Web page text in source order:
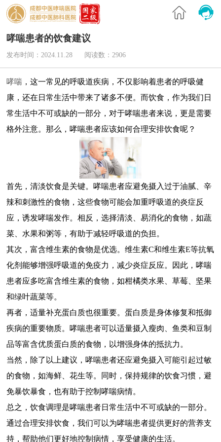
哮喘患者的饮食建议
发布时间：2024.11.28 阅读数：2906
哮喘 ，这一常见的呼吸道疾病，不仅影响着患者的呼吸健
康，还在日常生活中带来了诸多不便。而饮食，作为我们日
常生活中不可或缺的一部分，对于哮喘患者来说，更是需要
格外注意。那么，哮喘患者应该如何合理安排饮食呢？
首先，清淡饮食是关键。哮喘患者应避免摄入过于油腻、辛
辣和刺激性的食物，这些食物可能会加重呼吸道的炎症反
应，诱发哮喘发作。相反，选择清淡、易消化的食物，如蔬
菜、水果和粥等，有助于减轻呼吸道的负担。
其次，富含维生素的食物是优选。维生素C和维生素E等抗氧
化剂能够增强呼吸道的免疫力，减少炎症反应。因此，哮喘
患者应多吃富含维生素的食物，如柑橘类水果、草莓、坚果
和绿叶蔬菜等。
再者，适量补充蛋白质也很重要。蛋白质是身体修复和抵御
疾病的重要物质。哮喘患者可以适量摄入瘦肉、鱼类和豆制
品等富含优质蛋白质的食物，以增强身体的抵抗力。
当然，除了以上建议，哮喘患者还应避免摄入可能引起过敏
的食物，如海鲜、花生等。同时，保持规律的饮食习惯，避
免暴饮暴食，也有助于控制哮喘病情。
总之，饮食调理是哮喘患者日常生活中不可或缺的一部分。
通过合理安排饮食，我们可以为哮喘患者提供更好的营养支
持，帮助他们更好地控制病情，享受健康的生活。